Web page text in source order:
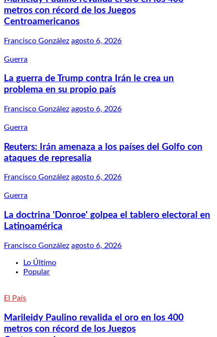
metros con récord de los Juegos
Centroamericanos
Francisco González agosto 6, 2026
Guerra
La guerra de Trump contra Irán le crea un
problema en su propio país
Francisco González agosto 6, 2026
Guerra
Reuters: Irán amenaza a los países del Golfo con
ataques de represalia
Francisco González agosto 6, 2026
Guerra
La doctrina 'Donroe' golpea el tablero electoral en
Latinoamérica
Francisco González agosto 6, 2026
Lo Último
Popular
El País
Marileidy Paulino revalida el oro en los 400
metros con récord de los Juegos